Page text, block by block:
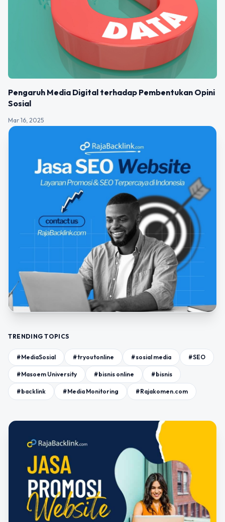
Pengaruh Media Digital terhadap Pembentukan Opini
Sosial
Mar 16, 2025
TRENDING TOPICS
#MediaSosial #tryoutonline #sosial media #SEO
#Masoem University #bisnis online #bisnis
#backlink #Media Monitoring #Rajakomen.com